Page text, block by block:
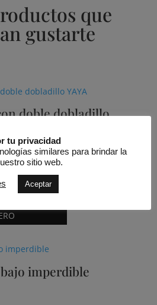
que
gustarte
doble dobladillo
variantes.
imperdible
tu privacidad
similares para brindar la
sitio web.
Aceptar